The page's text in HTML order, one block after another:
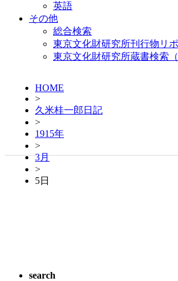
英語
その他
総合検索
東京文化財研究所刊行物リ
東京文化財研究所蔵書検索（
HOME
>
久米桂一郎日記
>
1915年
>
3月
>
5日
search